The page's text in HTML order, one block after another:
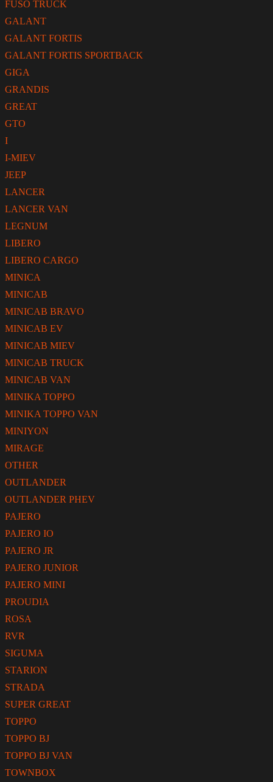
FUSO TRUCK
GALANT
GALANT FORTIS
GALANT FORTIS SPORTBACK
GIGA
GRANDIS
GREAT
GTO
I
I-MIEV
JEEP
LANCER
LANCER VAN
LEGNUM
LIBERO
LIBERO CARGO
MINICA
MINICAB
MINICAB BRAVO
MINICAB EV
MINICAB MIEV
MINICAB TRUCK
MINICAB VAN
MINIKA TOPPO
MINIKA TOPPO VAN
MINIYON
MIRAGE
OTHER
OUTLANDER
OUTLANDER PHEV
PAJERO
PAJERO IO
PAJERO JR
PAJERO JUNIOR
PAJERO MINI
PROUDIA
ROSA
RVR
SIGUMA
STARION
STRADA
SUPER GREAT
TOPPO
TOPPO BJ
TOPPO BJ VAN
TOWNBOX